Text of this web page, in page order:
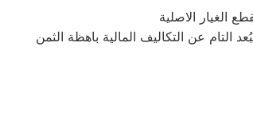
الغيار الاصلية